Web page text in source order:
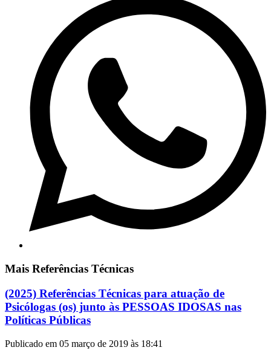
Mais Referências Técnicas
(2025) Referências Técnicas para atuação de
Psicólogas (os) junto às PESSOAS IDOSAS nas
Políticas Públicas
Publicado em 05 março de 2019 às 18:41